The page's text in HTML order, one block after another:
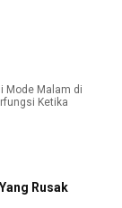
Mode Malam di
Ketika
Rusak